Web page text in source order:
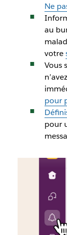
Ne
au
votre
Vous
pour
pour